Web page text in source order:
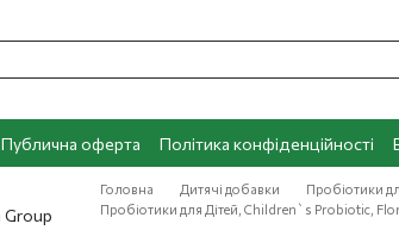
Публична оферта Політика конфіденційності
Головна Дитячі добавки Пробіотики
Пробіотики для Дітей, Children`s Probiotic,